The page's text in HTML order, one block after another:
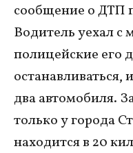
сообщение о ДТП
Водитель уехал с
полицейские его
два автомобиля.
только у города
находится в 20